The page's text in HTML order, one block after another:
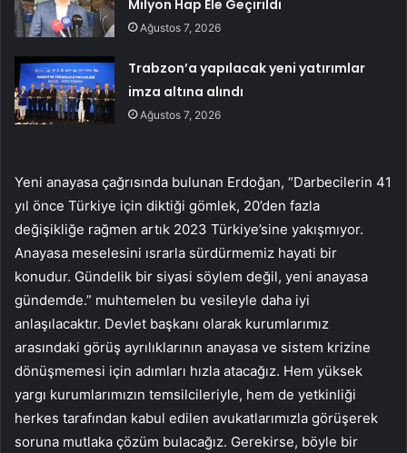
Milyon Hap Ele Geçirildi
Ağustos 7, 2026
Trabzon’a yapılacak yeni yatırımlar
imza altına alındı
Ağustos 7, 2026
Yeni anayasa çağrısında bulunan Erdoğan, “Darbecilerin 41
yıl önce Türkiye için diktiği gömlek, 20’den fazla
değişikliğe rağmen artık 2023 Türkiye’sine yakışmıyor.
Anayasa meselesini ısrarla sürdürmemiz hayati bir
konudur. Gündelik bir siyasi söylem değil, yeni anayasa
gündemde.” muhtemelen bu vesileyle daha iyi
anlaşılacaktır. Devlet başkanı olarak kurumlarımız
arasındaki görüş ayrılıklarının anayasa ve sistem krizine
dönüşmemesi için adımları hızla atacağız. Hem yüksek
yargı kurumlarımızın temsilcileriyle, hem de yetkinliği
herkes tarafından kabul edilen avukatlarımızla görüşerek
soruna mutlaka çözüm bulacağız. Gerekirse, böyle bir